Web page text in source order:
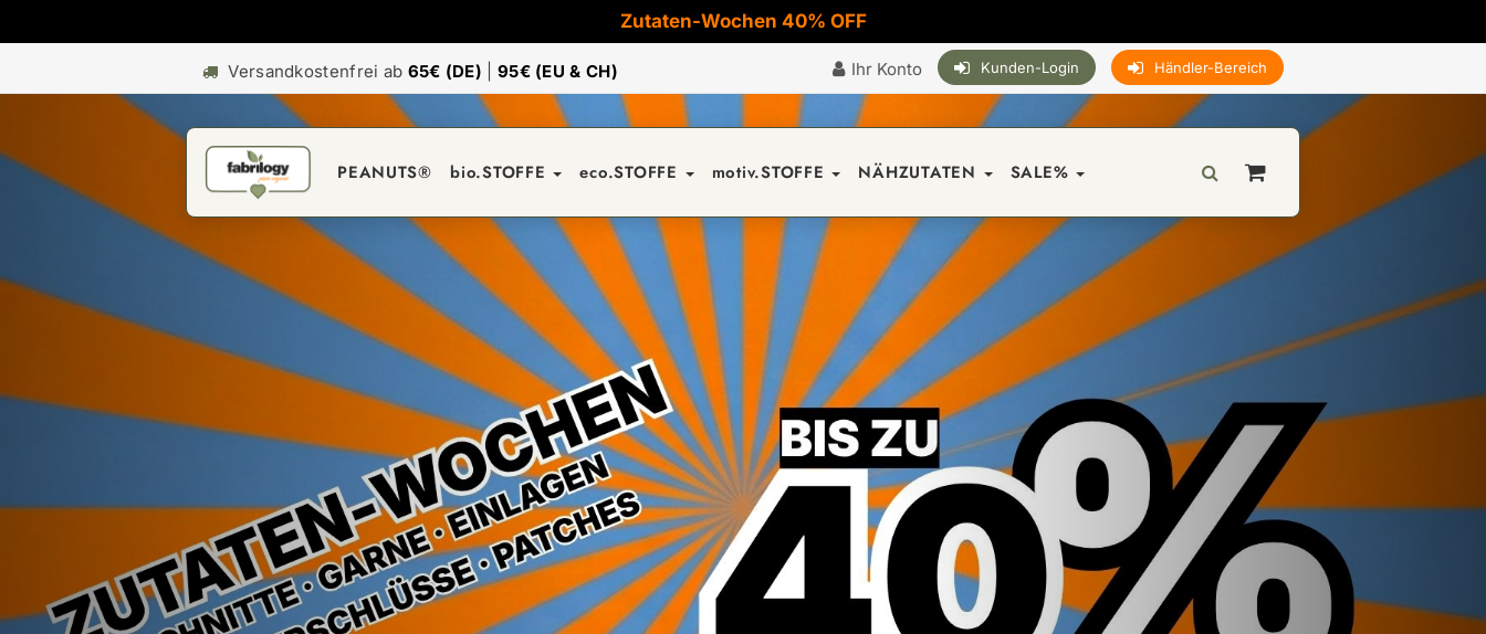
Zutaten-Wochen 40% OFF
Versandkostenfrei ab 65€ (DE) 95€ (EU & CH) Ihr Konto Kunden-Login Händler-Bereich
PEANUTS® bio.STOFFE eco.STOFFE motiv.STOFFE NÄHZUTATEN SALE%